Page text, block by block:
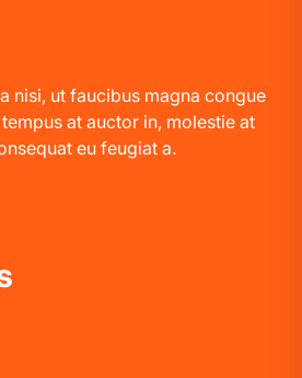
nisi, ut faucibus magna congue
at auctor in, molestie at
eu feugiat a.